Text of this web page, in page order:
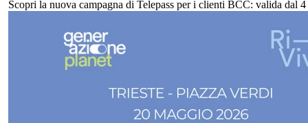
Scopri la nuova campagna di Telepass per i clienti BCC: valida dal